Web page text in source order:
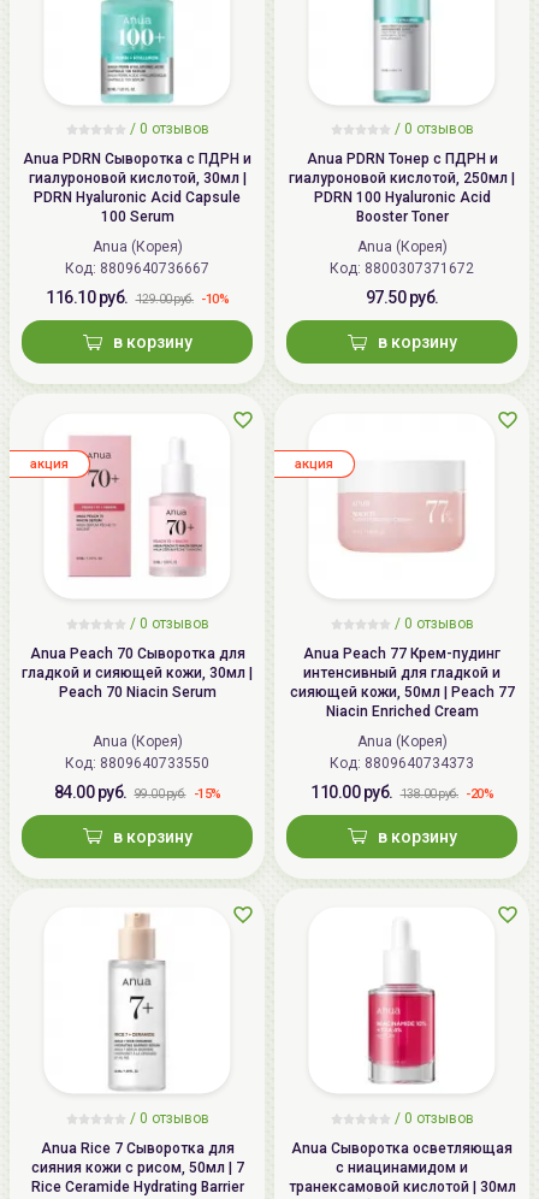
/ 0 отзывов
Anua PDRN Сыворотка с ПДРН и
гиалуроновой кислотой, 30мл |
PDRN Hyaluronic Acid Capsule
100 Serum
Anua (Корея)
Код: 8809640736667
116.10 руб. 129.00 руб. -10%
в корзину
/ 0 отзывов
Anua PDRN Тонер с ПДРН и
гиалуроновой кислотой, 250мл |
PDRN 100 Hyaluronic Acid
Booster Toner
Anua (Корея)
Код: 8800307371672
97.50 руб.
в корзину
/ 0 отзывов
Anua Peach 70 Сыворотка для
гладкой и сияющей кожи, 30мл |
Peach 70 Niacin Serum
Anua (Корея)
Код: 8809640733550
84.00 руб. 99.00 руб. -15%
в корзину
aкция
/ 0 отзывов
Anua Peach 77 Крем-пудинг
интенсивный для гладкой и
сияющей кожи, 50мл | Peach 77
Niacin Enriched Cream
Anua (Корея)
Код: 8809640734373
110.00 руб. 138.00 руб. -20%
в корзину
aкция
/ 0 отзывов
Anua Rice 7 Сыворотка для
сияния кожи с рисом, 50мл | 7
Rice Ceramide Hydrating Barrier
/ 0 отзывов
Anua Сыворотка осветляющая
с ниацинамидом и
транексамовой кислотой | 30мл